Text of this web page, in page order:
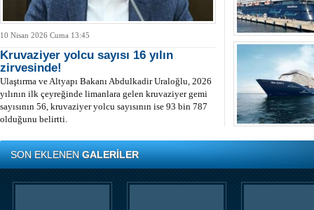
10 Nisan 2026 Cuma 13:45
Kruvaziyer yolcu sayısı 16 yılın
zirvesinde!
Ulaştırma ve Altyapı Bakanı Abdulkadir Uraloğlu, 2026
yılının ilk çeyreğinde limanlara gelen kruvaziyer gemi
sayısının 56, kruvaziyer yolcu sayısının ise 93 bin 787
olduğunu belirtti.
SON EKLENENGALERİLER